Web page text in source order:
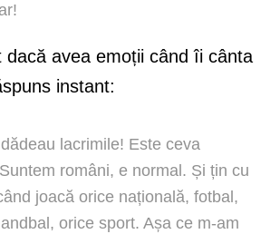
dacă avea emoții când îi cânta
instant:
lacrimile! Este ceva
români, e normal. Și țin cu
joacă orice națională, fotbal,
orice sport. Așa ce m-am